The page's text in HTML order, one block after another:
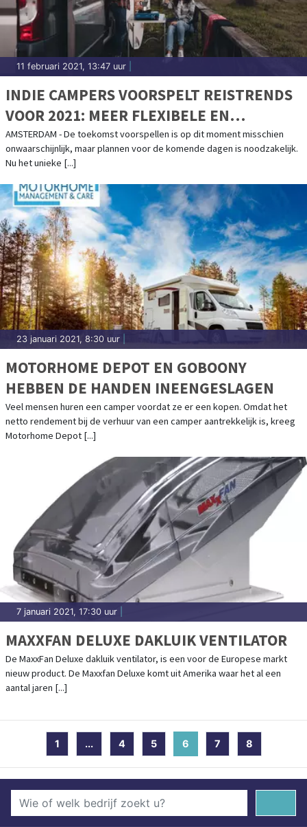
11 februari 2021, 13:47 uur
INDIE CAMPERS VOORSPELT REISTRENDS
VOOR 2021: MEER FLEXIBELE EN
AUTHENTIEKE REISERVARINGEN
ONDERWEG
AMSTERDAM - De toekomst voorspellen is op dit moment misschien
onwaarschijnlijk, maar plannen voor de komende dagen is noodzakelijk.
Nu het unieke [...]
23 januari 2021, 8:30 uur
MOTORHOME DEPOT EN GOBOONY
HEBBEN DE HANDEN INEENGESLAGEN
Veel mensen huren een camper voordat ze er een kopen. Omdat het
netto rendement bij de verhuur van een camper aantrekkelijk is, kreeg
Motorhome Depot [...]
7 januari 2021, 17:30 uur
MAXXFAN DELUXE DAKLUIK VENTILATOR
De MaxxFan Deluxe dakluik ventilator, is een voor de Europese markt
nieuw product. De Maxxfan Deluxe komt uit Amerika waar het al een
aantal jaren [...]
1 ... 4 5 6 (current)
7 8